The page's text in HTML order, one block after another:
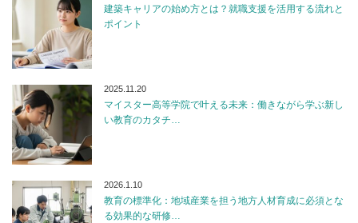
建築キャリアの始め方とは？就職支援を活用する流れと
ポイント
2025.11.20
マイスター高等学院で叶える未来：働きながら学ぶ新し
い教育のカタチ…
2026.1.10
教育の標準化：地域産業を担う地方人材育成に必須とな
る効果的な研修…